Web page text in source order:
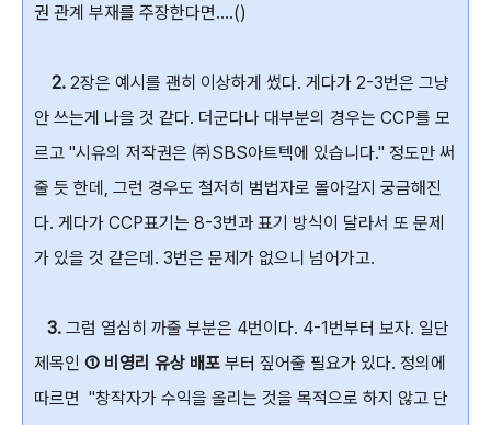
권 관계 부재를 주장한다면....()
2. 2장은 예시를 괜히 이상하게 썼다. 게다가 2-3번은 그냥
안 쓰는게 나을 것 같다. 더군다나 대부분의 경우는 CCP를 모
르고 "시유의 저작권은 ㈜SBS아트텍에 있습니다." 정도만 써
줄 듯 한데, 그런 경우도 철저히 범법자로 몰아갈지 궁금해진
다. 게다가 CCP표기는 8-3번과 표기 방식이 달라서 또 문제
가 있을 것 같은데. 3번은 문제가 없으니 넘어가고.
3. 그럼 열심히 까줄 부분은 4번이다. 4-1번부터 보자. 일단
제목인 ① 비영리 유상 배포 부터 짚어줄 필요가 있다. 정의에
따르면 "창작자가 수익을 올리는 것을 목적으로 하지 않고 단